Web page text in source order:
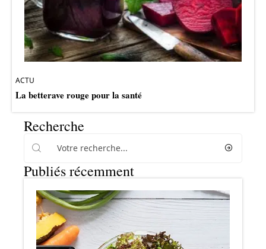
ACTU
La betterave rouge pour la santé
Recherche
Publiés récemment